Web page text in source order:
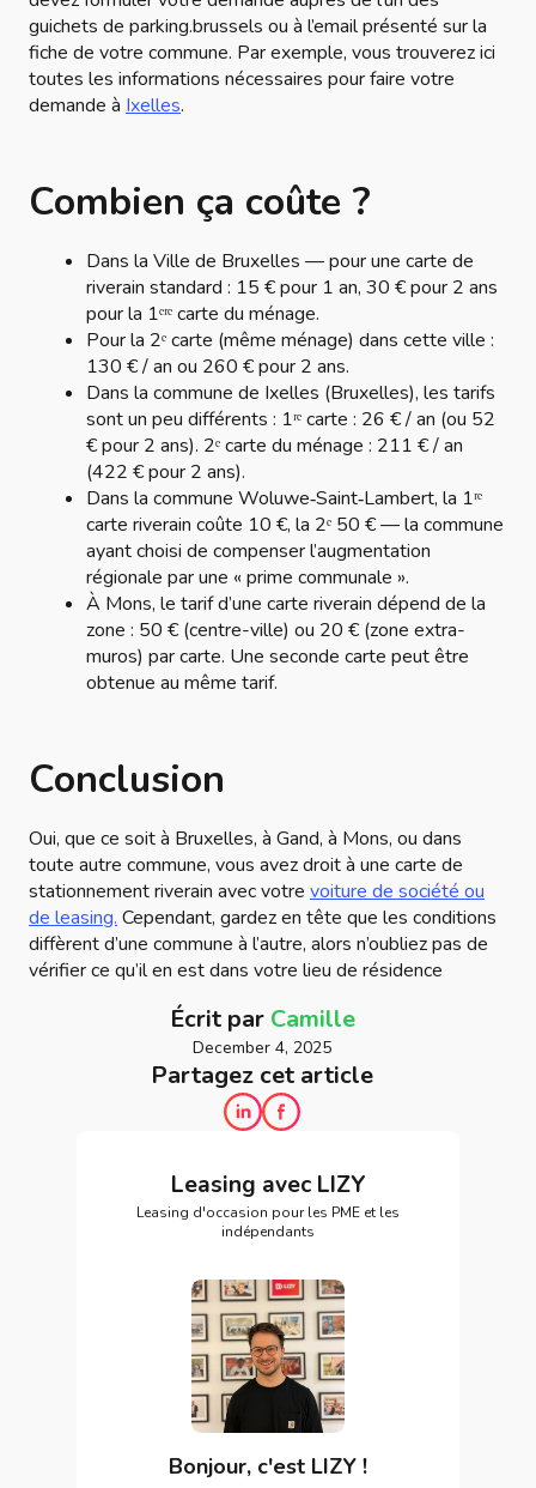
guichets de parking.brussels ou à l’email présenté sur la
fiche de votre commune. Par exemple, vous trouverez ici
toutes les informations nécessaires pour faire votre
demande à Ixelles.
Combien ça coûte ?
Dans la Ville de Bruxelles — pour une carte de
riverain standard : 15 € pour 1 an, 30 € pour 2 ans
pour la 1ᵉʳᵉ carte du ménage.
Pour la 2ᵉ carte (même ménage) dans cette ville :
130 € / an ou 260 € pour 2 ans.
Dans la commune de Ixelles (Bruxelles), les tarifs
sont un peu différents : 1ʳᵉ carte : 26 € / an (ou 52
€ pour 2 ans). 2ᵉ carte du ménage : 211 € / an
(422 € pour 2 ans).
Dans la commune Woluwe‑Saint‑Lambert, la 1ʳᵉ
carte riverain coûte 10 €, la 2ᵉ 50 € — la commune
ayant choisi de compenser l’augmentation
régionale par une « prime communale ».
À Mons, le tarif d’une carte riverain dépend de la
zone : 50 € (centre-ville) ou 20 € (zone extra-
muros) par carte. Une seconde carte peut être
obtenue au même tarif.
Conclusion
Oui, que ce soit à Bruxelles, à Gand, à Mons, ou dans
toute autre commune, vous avez droit à une carte de
stationnement riverain avec votre voiture de société ou
de leasing. Cependant, gardez en tête que les conditions
diffèrent d’une commune à l’autre, alors n’oubliez pas de
vérifier ce qu’il en est dans votre lieu de résidence
Écrit par Camille
December 4, 2025
Partagez cet article
Leasing avec LIZY
Leasing d'occasion pour les PME et les
indépendants
Bonjour, c'est LIZY !